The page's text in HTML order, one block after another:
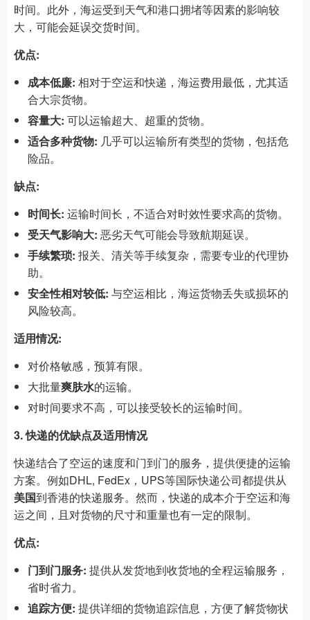
时间。此外，海运受到天气和港口拥堵等因素的影响较
大，可能会延误交货时间。
优点:
成本低廉: 相对于空运和快递，海运费用最低，尤其适
合大宗货物。
容量大: 可以运输超大、超重的货物。
适合多种货物: 几乎可以运输所有类型的货物，包括危
险品。
缺点:
时间长: 运输时间长，不适合对时效性要求高的货物。
受天气影响大: 恶劣天气可能会导致航期延误。
手续繁琐: 报关、清关等手续复杂，需要专业的代理协
助。
安全性相对较低: 与空运相比，海运货物丢失或损坏的
风险较高。
适用情况:
对价格敏感，预算有限。
大批量爽肤水的运输。
对时间要求不高，可以接受较长的运输时间。
3. 快递的优缺点及适用情况
快递结合了空运的速度和门到门的服务，提供便捷的运输
方案。例如DHL, FedEx，UPS等国际快递公司都提供从
美国到香港的快递服务。然而，快递的成本介于空运和海
运之间，且对货物的尺寸和重量也有一定的限制。
优点:
门到门服务: 提供从发货地到收货地的全程运输服务，
省时省力。
追踪方便: 提供详细的货物追踪信息，方便了解货物状